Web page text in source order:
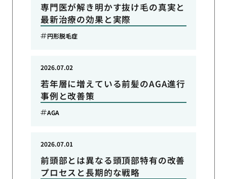
専門医が解き明かす抜け毛の真実と
最新治療の効果と実際
円形脱毛症
若年層に増えている前髪のAGA進行
事例と改善策
2026.07.02
AGA
前頭部とは異なる頭頂部特有の改善
プロセスと長期的な戦略
2026.07.01